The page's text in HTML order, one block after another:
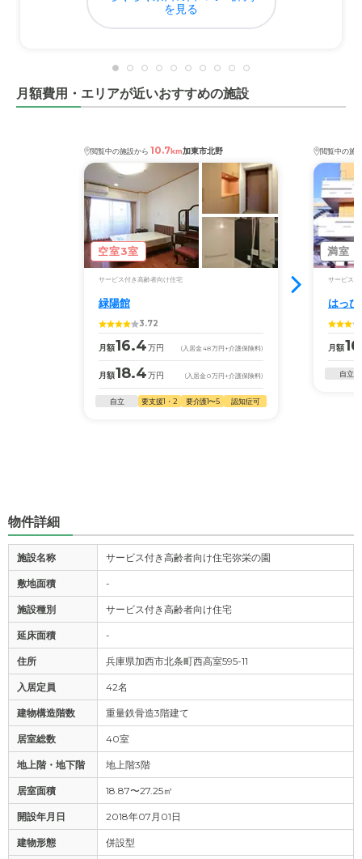
に出歩くことはないので、不便は感じていないようです。
部屋代、食費等のほかに、介護費、医療費、薬代、デイケ
ア（リハビリ）など、利用するほど料金が膨れ上がる。
を見る
月額費用・エリアが近いおすすめの施設
閲覧中の施設から 10.7km加東市北野
空室3室
サービス付き高齢者向け住宅
緑陽館
3.72
月額16.4万円 (入居金48万円 +介護保険料)
月額18.4万円 (入居金0万円 +介護保険料)
自立 要支援1・2 要介護1〜5 認知症可
閲覧中の施
満室
サービス付
はっ
月額
自立
物件詳細
施設名称 サービス付き高齢者向け住宅弥栄の園
敷地面積 -
施設種別 サービス付き高齢者向け住宅
延床面積 -
住所 兵庫県加西市北条町西高室595-11
入居定員 42名
建物構造階数 重量鉄骨造3階建て
居室総数 40室
地上階・地下階 地上階3階
居室面積 18.87〜27.25㎡
開設年月日 2018年07月01日
建物形態 併設型